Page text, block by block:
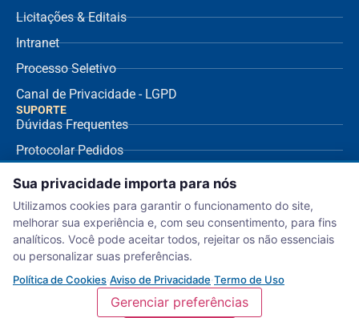
Licitações & Editais
Intranet
Processo Seletivo
Canal de Privacidade - LGPD
SUPORTE
Dúvidas Frequentes
Protocolar Pedidos
Envio de NF Fornecedor
Ouvidoria
Aviso de Privacidade
Termo de Uso
Política de Cookies
Sua privacidade importa para nós
Utilizamos cookies para garantir o funcionamento do site,
melhorar sua experiência e, com seu consentimento, para fins
analíticos. Você pode aceitar todos, rejeitar os não essenciais
ou personalizar suas preferências.
Política de Cookies·Aviso de Privacidade·Termo de Uso
Gerenciar preferências